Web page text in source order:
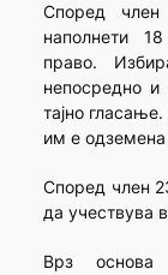
Според член
наполнети
право.
непосредно
тајно
им е одземена
Според член
да учествува
Врз основа